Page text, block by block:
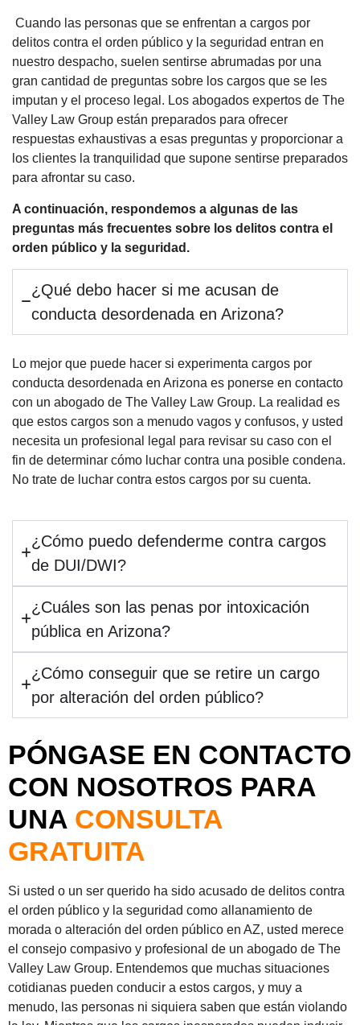
Cuando las personas que se enfrentan a cargos por
delitos contra el orden público y la seguridad entran en
nuestro despacho, suelen sentirse abrumadas por una
gran cantidad de preguntas sobre los cargos que se les
imputan y el proceso legal. Los abogados expertos de The
Valley Law Group están preparados para ofrecer
respuestas exhaustivas a esas preguntas y proporcionar a
los clientes la tranquilidad que supone sentirse preparados
para afrontar su caso.
A continuación, respondemos a algunas de las
preguntas más frecuentes sobre los delitos contra el
orden público y la seguridad.
¿Qué debo hacer si me acusan de
conducta desordenada en Arizona?
Lo mejor que puede hacer si experimenta cargos por
conducta desordenada en Arizona es ponerse en contacto
con un abogado de The Valley Law Group. La realidad es
que estos cargos son a menudo vagos y confusos, y usted
necesita un profesional legal para revisar su caso con el
fin de determinar cómo luchar contra una posible condena.
No trate de luchar contra estos cargos por su cuenta.
¿Cómo puedo defenderme contra cargos
de DUI/DWI?
¿Cuáles son las penas por intoxicación
pública en Arizona?
¿Cómo conseguir que se retire un cargo
por alteración del orden público?
PÓNGASE EN CONTACTO
CON NOSOTROS PARA
UNA CONSULTA
GRATUITA
Si usted o un ser querido ha sido acusado de delitos contra
el orden público y la seguridad como allanamiento de
morada o alteración del orden público en AZ, usted merece
el consejo compasivo y profesional de un abogado de The
Valley Law Group. Entendemos que muchas situaciones
cotidianas pueden conducir a estos cargos, y muy a
menudo, las personas ni siquiera saben que están violando